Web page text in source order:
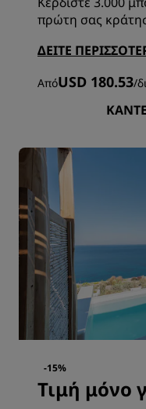
πρώτη σας
ΔΕΊΤΕ
ΑπόUSD 180.53/
-15%
Τιμή μόνο